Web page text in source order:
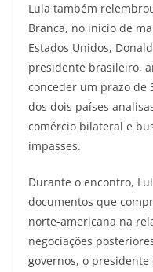
Lula também
Branca, no início de
Estados Unidos,
presidente brasileiro,
conceder um prazo de
dos dois países
comércio bilateral e
impasses.
Durante o encontro,
documentos que
norte-americana na
negociações
governos, o